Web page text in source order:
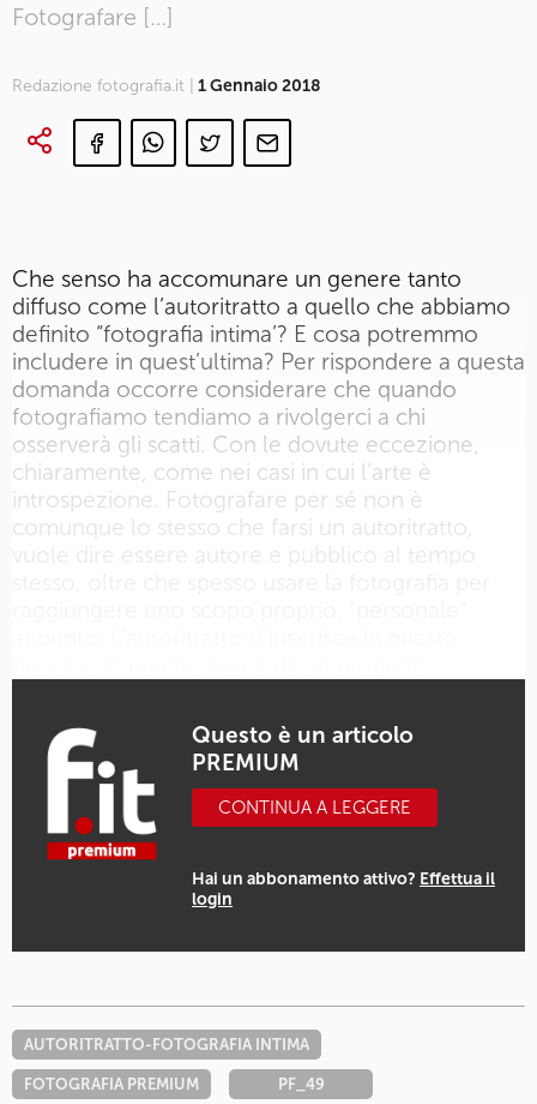
Fotografare […]
Redazione fotografia.it | 1 Gennaio 2018
Che senso ha accomunare un genere tanto
diffuso come l’autoritratto a quello che abbiamo
definito “fotografia intima’? E cosa potremmo
includere in quest’ultima? Per rispondere a questa
domanda occorre considerare che quando
fotografiamo tendiamo a rivolgerci a chi
osserverà gli scatti. Con le dovute eccezione,
chiaramente, come nei casi in cui l’arte è
introspezione. Fotografare per sé non è
comunque lo stesso che farsi un autoritratto,
Questo è un articolo
PREMIUM
CONTINUA A LEGGERE
Hai un abbonamento attivo? Effettua il
login
AUTORITRATTO-FOTOGRAFIA INTIMA
FOTOGRAFIA PREMIUM PF_49